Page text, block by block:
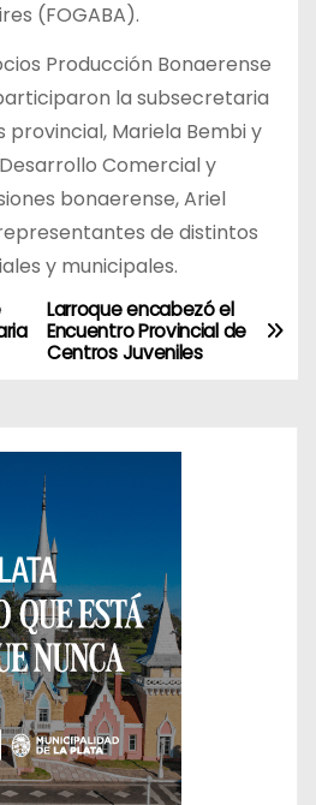
(FOGABA).
Producción Bonaerense
la subsecretaria
provincial, Mariela Bembi y
Comercial y
bonaerense, Ariel
de distintos
y municipales.
Larroque encabezó el
Encuentro Provincial de
Centros Juveniles